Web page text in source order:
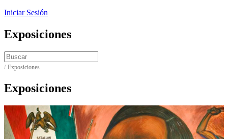
Iniciar Sesión
Exposiciones
/ Exposiciones
Exposiciones